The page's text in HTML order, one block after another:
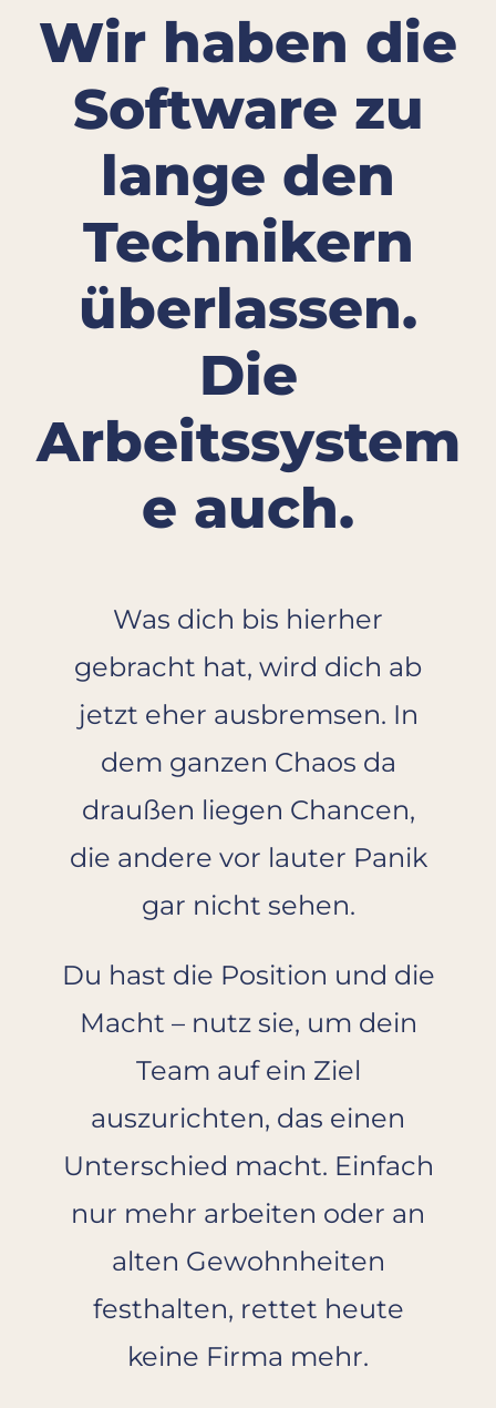
Wir haben die
Software zu
lange den
Technikern
überlassen.
Die
Arbeitssystem
e auch.
Was dich bis hierher
gebracht hat, wird dich ab
jetzt eher ausbremsen. In
dem ganzen Chaos da
draußen liegen Chancen,
die andere vor lauter Panik
gar nicht sehen.
Du hast die Position und die
Macht – nutz sie, um dein
Team auf ein Ziel
auszurichten, das einen
Unterschied macht. Einfach
nur mehr arbeiten oder an
alten Gewohnheiten
festhalten, rettet heute
keine Firma mehr.